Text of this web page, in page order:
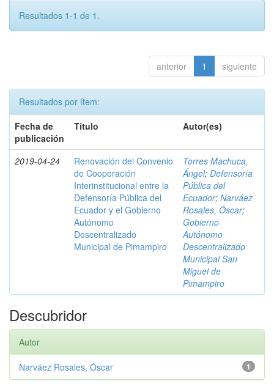
Resultados 1-1 de 1.
anterior 1 siguiente
Resultados por ítem:
Fecha de
publicación
Título Autor(es)
2019-04-24
Renovación del Convenio
de Cooperación
Interinstitucional entre la
Defensoría Pública del
Ecuador y el Gobierno
Autónomo
Descentralizado
Municipal de Pimampiro
Torres Machuca,
Ángel; Defensoría
Pública del
Ecuador; Narváez
Rosales, Óscar;
Gobierno
Autónomo
Descentralizado
Municipal San
Miguel de
Pimampiro
Descubridor
Autor
1
Narváez Rosales, Óscar